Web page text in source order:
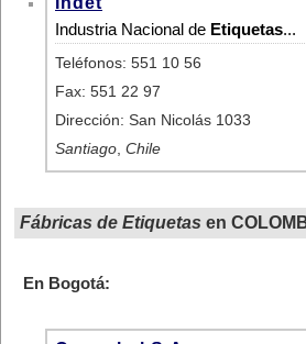
Industria Nacional de Etiquetas...
Teléfonos: 551 10 56
Fax: 551 22 97
Dirección: San Nicolás 1033
Santiago Chile
Fábricas de Etiquetas en
En Bogotá: